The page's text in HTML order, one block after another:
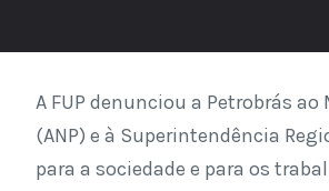
A FUP denunciou a Petrobrás
(ANP) e à Superintendência
para a sociedade e para os